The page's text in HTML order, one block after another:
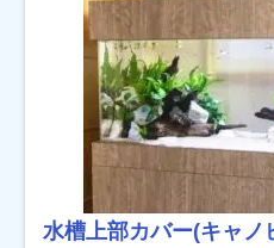
水槽上部カバー(キャノ